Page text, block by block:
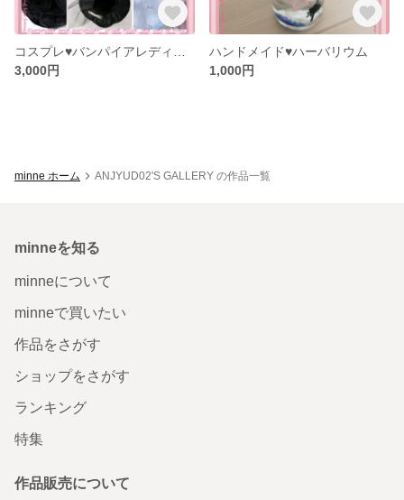
3,000円
ハンドメイド♥️ハーバリウム
1,000円
minne ホーム ANJYUD02'S GALLERY の作品一覧
minneを知る
minneについて
minneで買いたい
作品をさがす
ショップをさがす
ランキング
特集
作品販売について